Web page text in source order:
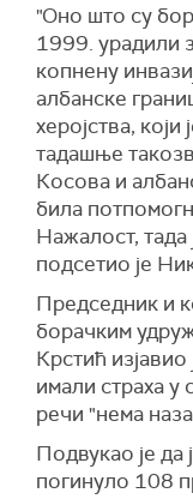
"Оно што су
1999. урадили
копнену
албанске
херојства,
тадашње
Косова и
била
Нажалост, тада
подсетио је
Председник и
борачким
Крстић
имали страха у
речи "нема
Подвукао је
погинуло 108